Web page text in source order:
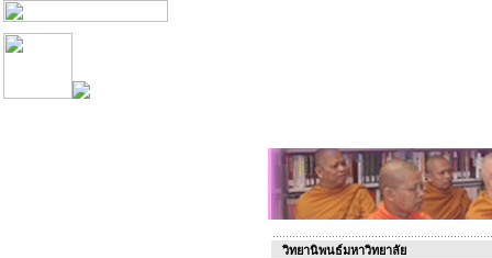
วิทยานิพนธ์มหาวิทยาลัย